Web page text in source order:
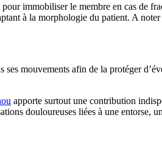
immobiliser le membre en cas de
à la morphologie du patient. A
ses mouvements afin de la protéger
apporte surtout une contribution
douloureuses liées à une entorse,